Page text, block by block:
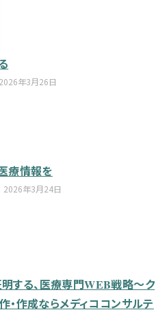
2026年3月26日
療情報を
2026年3月24日
する、医療専門WEB戦略～ク
・作成ならメディココンサルテ